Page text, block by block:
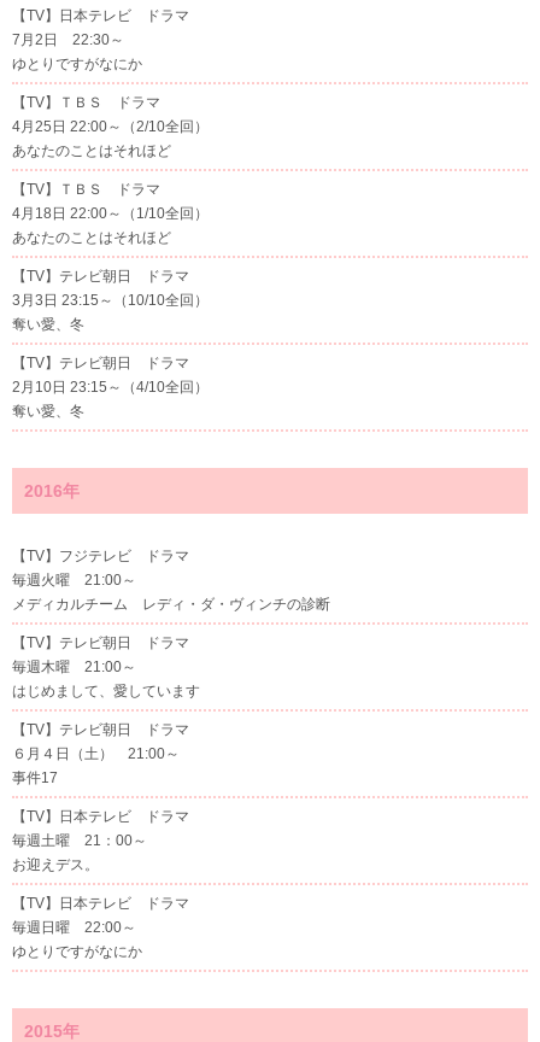
【TV】日本テレビ ドラマ
7月2日 22:30～
ゆとりですがなにか
【TV】ＴＢＳ ドラマ
4月25日 22:00～（2/10全回）
あなたのことはそれほど
【TV】ＴＢＳ ドラマ
4月18日 22:00～（1/10全回）
あなたのことはそれほど
【TV】テレビ朝日 ドラマ
3月3日 23:15～（10/10全回）
奪い愛、冬
【TV】テレビ朝日 ドラマ
2月10日 23:15～（4/10全回）
奪い愛、冬
2016年
【TV】フジテレビ ドラマ
毎週火曜 21:00～
メディカルチーム レディ・ダ・ヴィンチの診断
【TV】テレビ朝日 ドラマ
毎週木曜 21:00～
はじめまして、愛しています
【TV】テレビ朝日 ドラマ
６月４日（土） 21:00～
事件17
【TV】日本テレビ ドラマ
毎週土曜 21：00～
お迎えデス。
【TV】日本テレビ ドラマ
毎週日曜 22:00～
ゆとりですがなにか
2015年